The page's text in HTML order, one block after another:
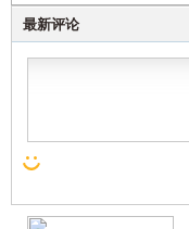
最新评论